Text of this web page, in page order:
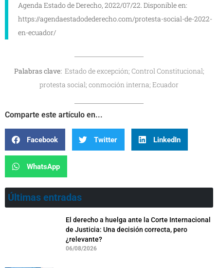
Agenda Estado de Derecho, 2022/07/22. Disponible en:
https://agendaestadodederecho.com/protesta-social-de-2022-
en-ecuador/
Palabras clave:Estado de excepción; Control Constitucional;
protesta social; conmoción interna; Ecuador
Comparte este artículo en...
Facebook Twitter LinkedIn
WhatsApp
Últimas entradas
El derecho a huelga ante la Corte Internacional
de Justicia: Una decisión correcta, pero
¿relevante?
06/08/2026